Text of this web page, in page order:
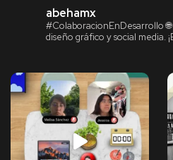
abehamx
#ColaboracionEnDesarrollo
diseño gráfico y social media.